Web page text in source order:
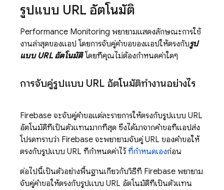
รูปแบบ URL อัตโนมัติ
Performance Monitoring พยายามแสดงลักษณะการใช้
งานล่าสุดของแอป โดยการจับคู่คำขอของแอปให้ตรงกับรูป
แบบ URL อัตโนมัติโดยที่คุณไม่ต้องกำหนดค่าใดๆ
การจับคู่รูปแบบ URL อัตโนมัติทำงานอย่างไร
Firebase จะจับคู่คำขอแต่ละรายการให้ตรงกับรูปแบบ URL
อัตโนมัติที่เป็นตัวแทนมากที่สุด ซึ่งได้มาจากคำขอที่แอปส่ง
โปรดทราบว่า Firebase จะพยายามจับคู่ URL ของคำขอให้
ตรงกับรูปแบบ URL ที่กำหนดค่าไว้ ที่กำหนดเองก่อน
ต่อไปนี้เป็นตัวอย่างพื้นฐานเกี่ยวกับวิธีที่ Firebase พยายาม
จับคู่คำขอให้ตรงกับรูปแบบ URL อัตโนมัติที่เป็นตัวแทน